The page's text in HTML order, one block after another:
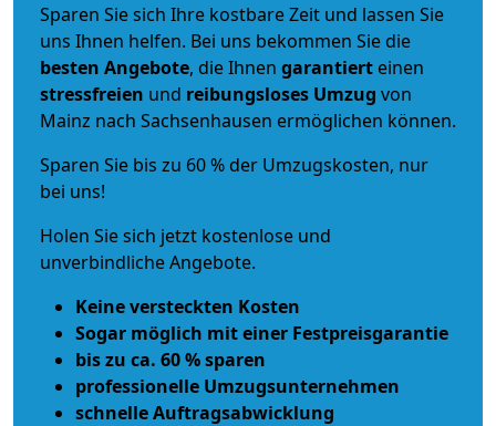
Sparen Sie sich Ihre kostbare Zeit und lassen Sie
uns Ihnen helfen. Bei uns bekommen Sie die
besten Angebote, die Ihnen garantiert einen
stressfreien und reibungsloses Umzug von
Mainz nach Sachsenhausen ermöglichen können.
Sparen Sie bis zu 60 % der Umzugskosten, nur
bei uns!
Holen Sie sich jetzt kostenlose und
unverbindliche Angebote.
Keine versteckten Kosten
Sogar möglich mit einer Festpreisgarantie
bis zu ca. 60 % sparen
professionelle Umzugsunternehmen
schnelle Auftragsabwicklung